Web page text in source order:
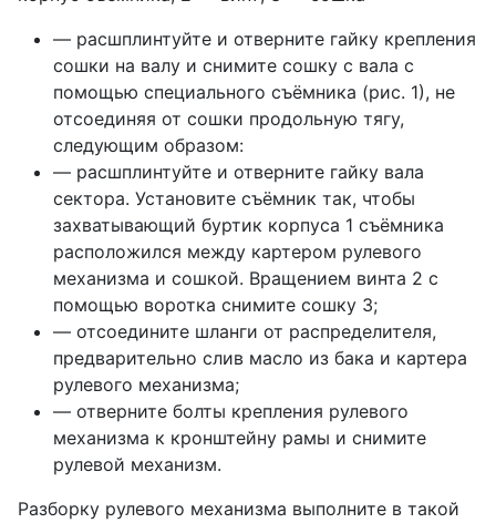
— расшплинтуйте и отверните гайку крепления
сошки на валу и снимите сошку с вала с
помощью специального съёмника (рис. 1), не
отсоединяя от сошки продольную тягу,
следующим образом:
— расшплинтуйте и отверните гайку вала
сектора. Установите съёмник так, чтобы
захватывающий буртик корпуса 1 съёмника
расположился между картером рулевого
механизма и сошкой. Вращением винта 2 с
помощью воротка снимите сошку 3;
— отсоедините шланги от распределителя,
предварительно слив масло из бака и картера
рулевого механизма;
— отверните болты крепления рулевого
механизма к кронштейну рамы и снимите
рулевой механизм.
Разборку рулевого механизма выполните в такой